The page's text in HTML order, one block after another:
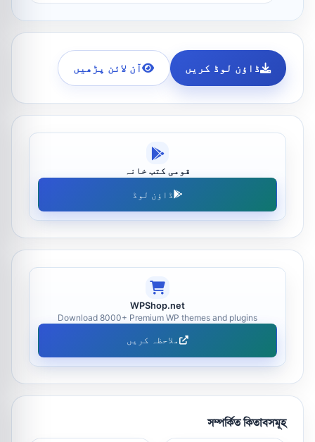
ڈاؤن لوڈ کریں آن لائن پڑھیں
قومی کتب خانہ
ڈاؤن لوڈ
WPShop.net
Download 8000+ Premium WP themes and plugins
ملاحظہ کریں
সম্পর্কিত কিতাবসমূহ